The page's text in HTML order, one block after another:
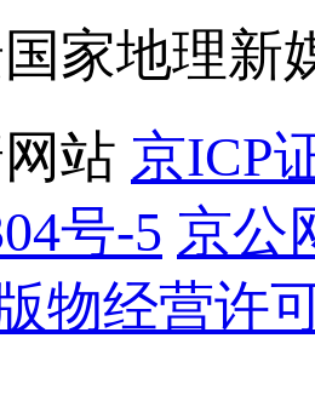
家地理新
站 京ICP
号-5 京公
物经营许